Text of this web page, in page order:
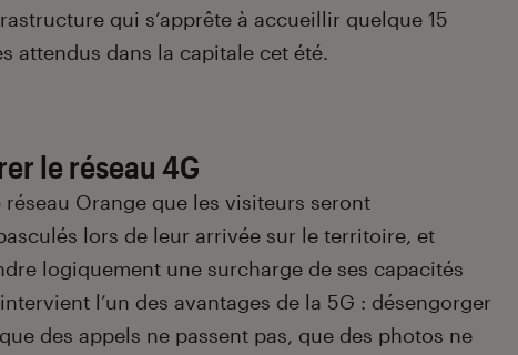
qui s’apprête à accueillir quelque 15
attendus dans la capitale cet été.
le réseau 4G
réseau Orange que les visiteurs seront
lors de leur arrivée sur le territoire, et
logiquement une surcharge de ses capacités
l’un des avantages de la 5G : désengorger
des appels ne passent pas, que des photos ne